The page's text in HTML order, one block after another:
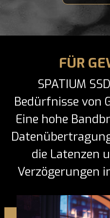
FÜR
SPATIUM
Bedürfnisse von
Eine hohe
die Latenzen
Verzögerungen